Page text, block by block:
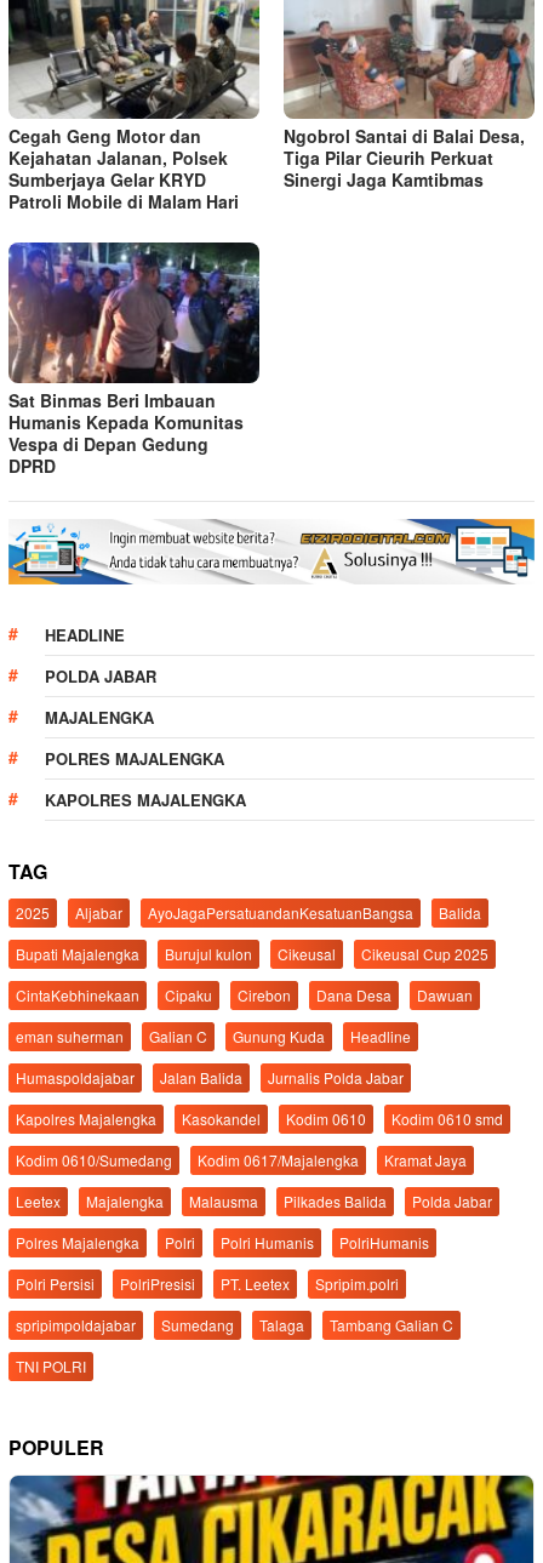
Cegah Geng Motor dan
Kejahatan Jalanan, Polsek
Sumberjaya Gelar KRYD
Patroli Mobile di Malam Hari
Ngobrol Santai di Balai Desa,
Tiga Pilar Cieurih Perkuat
Sinergi Jaga Kamtibmas
Sat Binmas Beri Imbauan
Humanis Kepada Komunitas
Vespa di Depan Gedung
DPRD
HEADLINE
POLDA JABAR
MAJALENGKA
POLRES MAJALENGKA
KAPOLRES MAJALENGKA
TAG
2025 Aljabar AyoJagaPersatuandanKesatuanBangsa
Balida
Bupati Majalengka
Burujul kulon Cikeusal
Cikeusal Cup 2025
CintaKebhinekaan
Cipaku Cirebon Dana Desa
Dawuan
eman suherman
Galian C Gunung Kuda
Headline
Humaspoldajabar
Jalan Balida
Jurnalis Polda Jabar
Kapolres Majalengka
Kasokandel Kodim 0610
Kodim 0610 smd
Kodim 0610/Sumedang
Kodim 0617/Majalengka
Kramat Jaya
Leetex
Majalengka Malausma Pilkades Balida
Polda Jabar
Polres Majalengka
Polri Polri Humanis
PolriHumanis
Polri Persisi
PolriPresisi PT. Leetex
Spripim.polri
spripimpoldajabar
Sumedang Talaga
Tambang Galian C
TNI POLRI
POPULER